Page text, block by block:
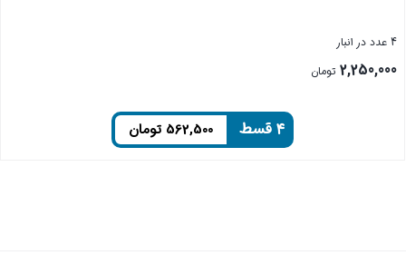
4 عدد در انبار
2,250,000 تومان
۴ قسط 562,500 تومان